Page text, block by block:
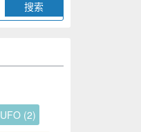
UFO (2)